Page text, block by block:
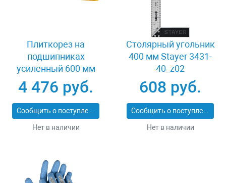
Плиткорез на
подшипниках
усиленный 600 мм
Stayer PROFI 3318-60
4 476 руб.
Сообщить о поступлении
Нет в наличии
Столярный угольник
400 мм Stayer 3431-
40_z02
608 руб.
Сообщить о поступлении
Нет в наличии